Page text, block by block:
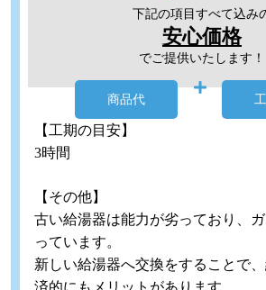
下記の項目すべて込み
安心価格
でご提供いたします！
商品代
【工期の目安】
3時間
【その他】
古い給湯器は能力が劣っており、
っています。
新しい給湯器へ交換をすることで
済的にもメリットがあります。